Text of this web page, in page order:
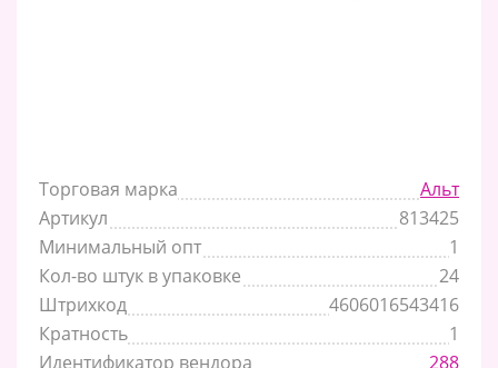
Торговая марка
Альт
Артикул
813425
Минимальный опт
1
Кол-во штук в упаковке
24
Штрихкод
4606016543416
Кратность
1
Идентификатор вендора
288